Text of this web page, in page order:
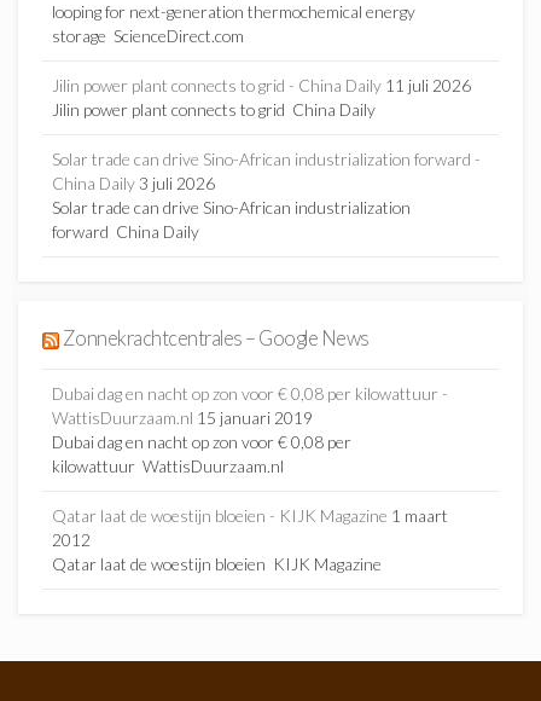
looping for next-generation thermochemical energy
storage ScienceDirect.com
Jilin power plant connects to grid - China Daily 11 juli 2026
Jilin power plant connects to grid China Daily
Solar trade can drive Sino-African industrialization forward -
China Daily3 juli 2026
Solar trade can drive Sino-African industrialization
forward China Daily
Zonnekrachtcentrales – Google News
Dubai dag en nacht op zon voor € 0,08 per kilowattuur -
WattisDuurzaam.nl 15 januari 2019
Dubai dag en nacht op zon voor € 0,08 per
kilowattuur WattisDuurzaam.nl
Qatar laat de woestijn bloeien - KIJK Magazine 1 maart
2012
Qatar laat de woestijn bloeien KIJK Magazine